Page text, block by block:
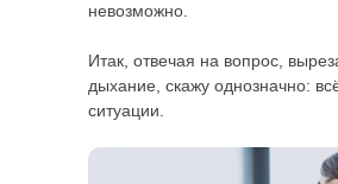
невозможно.
Итак, отвечая на вопрос,
дыхание, скажу однозначно:
ситуации.